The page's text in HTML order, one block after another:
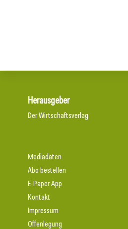
Herausgeber
Der Wirtschaftsverlag
Mediadaten
Abo bestellen
E-Paper App
Kontakt
Impressum
Offenlegung